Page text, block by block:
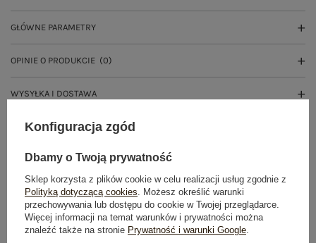
GŁÓWNE PARAMETRY
OPINIE O PRODUKCIE (0)
WYSYŁKA I DOSTAWA
ZWROTY I REKLAMACJE
OSTATNIO OGLĄDANE
Zobacz wszystko
Konfiguracja zgód
Dbamy o Twoją prywatność
Sklep korzysta z plików cookie w celu realizacji usług zgodnie z
Polityką dotyczącą cookies. Możesz określić warunki
przechowywania lub dostępu do cookie w Twojej przeglądarce.
Więcej informacji na temat warunków i prywatności można
znaleźć także na stronie Prywatność i warunki Google.